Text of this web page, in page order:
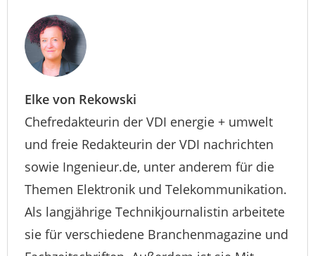
Elke von Rekowski
Chefredakteurin der VDI energie + umwelt
und freie Redakteurin der VDI nachrichten
sowie Ingenieur.de, unter anderem für die
Themen Elektronik und Telekommunikation.
Als langjährige Technikjournalistin arbeitete
sie für verschiedene Branchenmagazine und